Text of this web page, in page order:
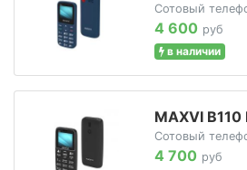
Сотовый
4 600 руб
в наличии
MAXVI B110
Сотовый
4 700 руб